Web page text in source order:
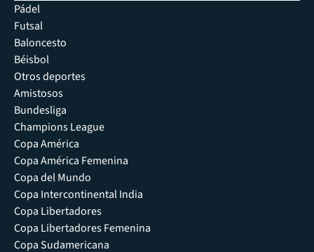
Pádel
Futsal
Baloncesto
Béisbol
Otros deportes
Amistosos
Bundesliga
Champions League
Copa América
Copa América Femenina
Copa del Mundo
Copa Intercontinental India
Copa Libertadores
Copa Libertadores Femenina
Copa Sudamericana